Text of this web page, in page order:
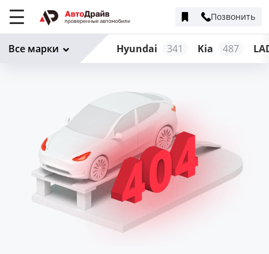
Позвонить
Hyundai 341 Kia 487
Все марки